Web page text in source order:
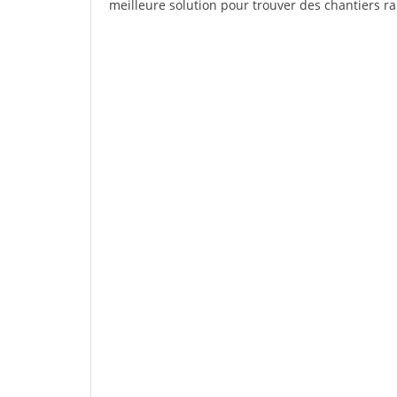
meilleure solution pour trouver des chantiers